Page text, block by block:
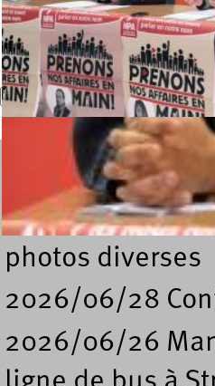
Formulaire de
Recherche
Dossiers
photos diverses
2026/06/28
2026/06/26